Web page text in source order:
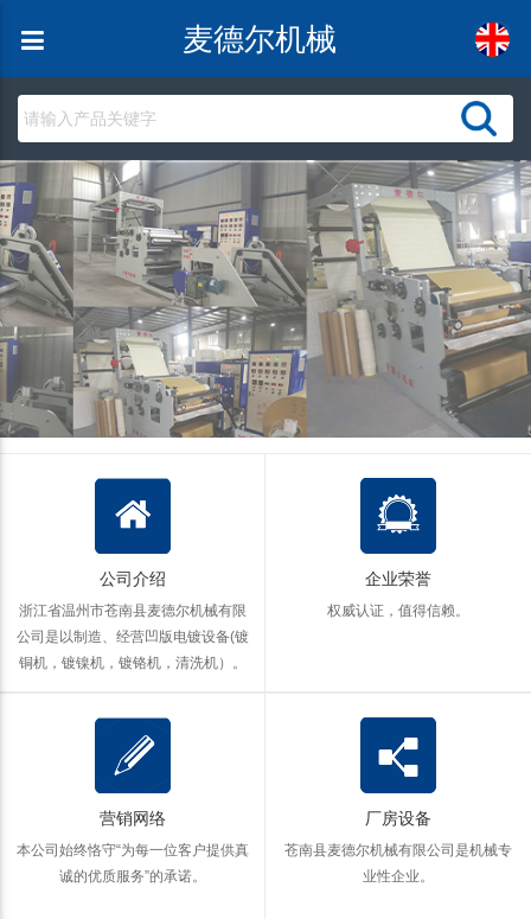
麦德尔机械
公司介绍
浙江省温州市苍南县麦德尔机械有限
公司是以制造、经营凹版电镀设备(镀
铜机，镀镍机，镀铬机，清洗机）。
企业荣誉
权威认证，值得信赖。
营销网络
本公司始终恪守“为每一位客户提供真
诚的优质服务”的承诺。
厂房设备
苍南县麦德尔机械有限公司是机械专
业性企业。